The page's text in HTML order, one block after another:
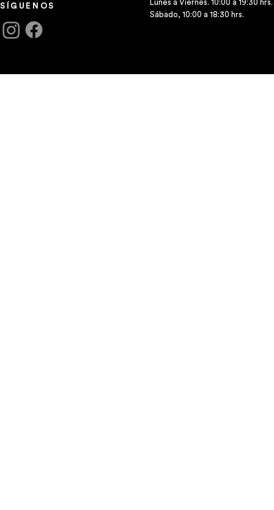
SÍGUENOS
Lunes a Viernes. 10:00 a 19:30 hrs.
Sábado, 10:00 a 18:30 hrs.